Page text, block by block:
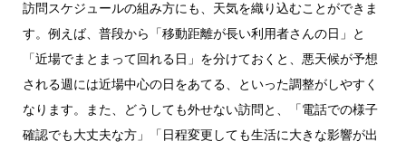
訪問スケジュールの組み方にも、天気を織り込むことができま
す。例えば、普段から「移動距離が長い利用者さんの日」と
「近場でまとまって回れる日」を分けておくと、悪天候が予想
される週には近場中心の日をあてる、といった調整がしやすく
なります。また、どうしても外せない訪問と、「電話での様子
確認でも大丈夫な方」「日程変更しても生活に大きな影響が出